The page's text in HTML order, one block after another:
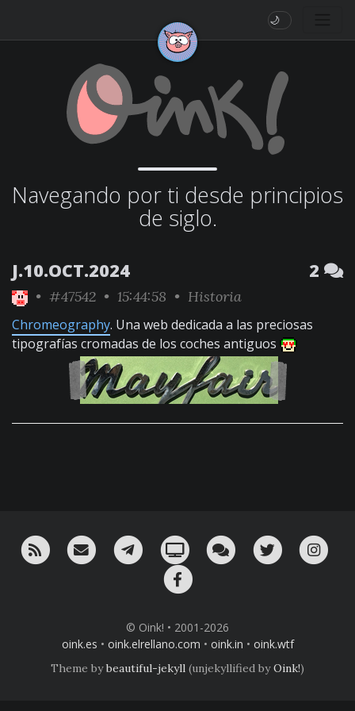
🌙
Navegando por ti desde principios
de siglo.
J.10.OCT.2024 2
• #47542 • 15:44:58 • Historia
Chromeography. Una web dedicada a las preciosas
tipografías cromadas de los coches antiguos
RSS ¡Mándame un email!¡Nuestro canal en Telegram!
Oink! TV Charla con nosotros
Twitter
© Oink! • 2001-2026
oink.es • oink.elrellano.com • oink.in • oink.wtf
Theme bybeautiful-jekyll (unjekyllified byOink!)